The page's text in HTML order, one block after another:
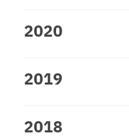
2020
2019
2018